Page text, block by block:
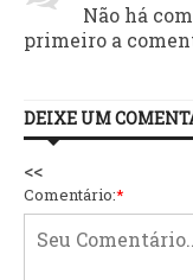
Não há
primeiro a
DEIXE UM
<<
Comentário:*